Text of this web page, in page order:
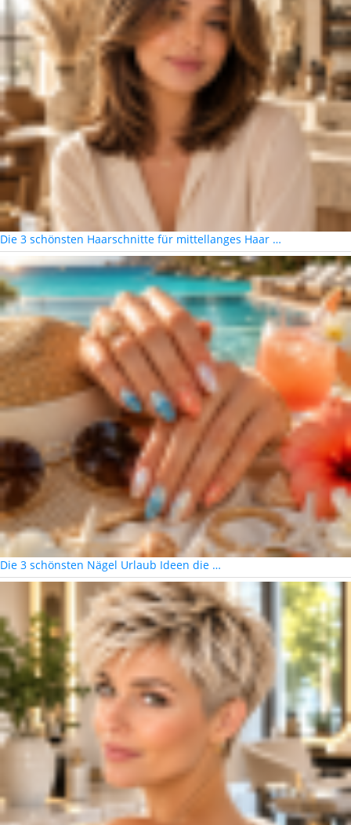
Die 3 schönsten Haarschnitte für mittellanges Haar …
Die 3 schönsten Nägel Urlaub Ideen die …